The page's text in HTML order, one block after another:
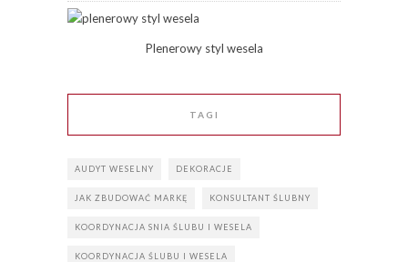
Plenerowy styl wesela
TAGI
AUDYT WESELNY DEKORACJE
JAK ZBUDOWAĆ MARKĘ KONSULTANT ŚLUBNY
KOORDYNACJA SNIA ŚLUBU I WESELA
KOORDYNACJA ŚLUBU I WESELA